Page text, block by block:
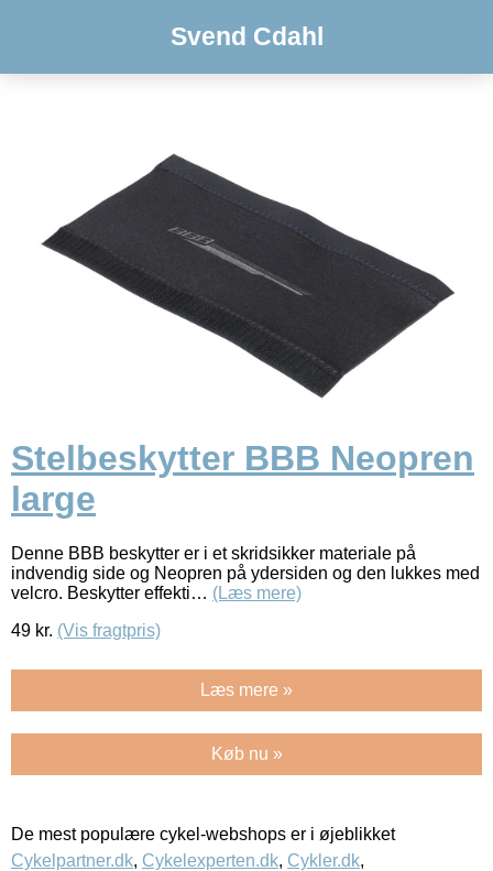
Svend Cdahl
Stelbeskytter BBB Neopren
large
Denne BBB beskytter er i et skridsikker materiale på
indvendig side og Neopren på ydersiden og den lukkes med
velcro. Beskytter effekti… (Læs mere)
49 kr. (Vis fragtpris)
Læs mere »
Køb nu »
De mest populære cykel-webshops er i øjeblikket
Cykelpartner.dk, Cykelexperten.dk, Cykler.dk,